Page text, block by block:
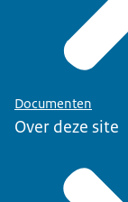
Documenten
Over deze site